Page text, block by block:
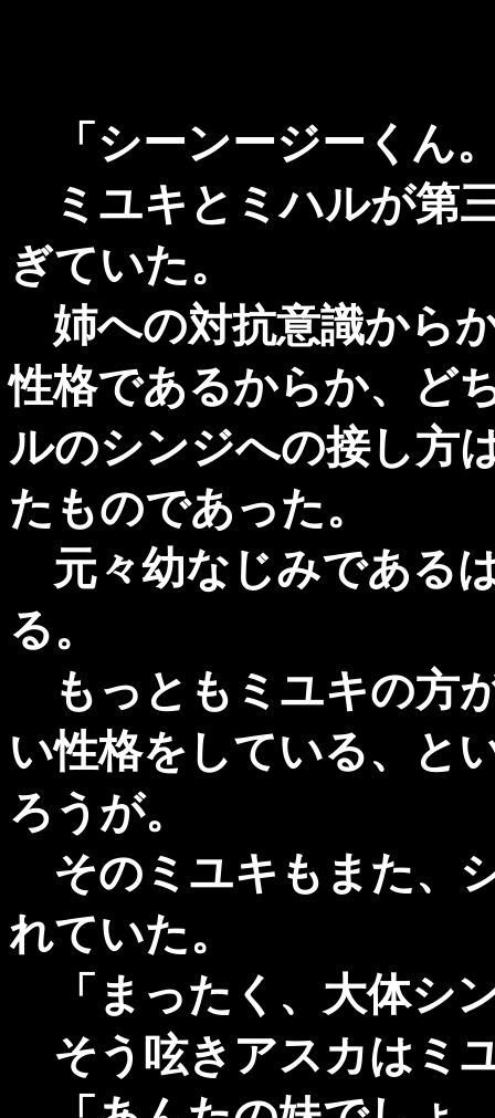
「シーンージーくん
ミユキとミハルが第
ぎていた。
姉への対抗意識から
性格であるからか、ど
ルのシンジへの接し方
たものであった。
元々幼なじみである
る。
もっともミユキの方
い性格をしている、と
ろうが。
そのミユキもまた、
れていた。
「まったく、大体シ
そう呟きアスカはミ